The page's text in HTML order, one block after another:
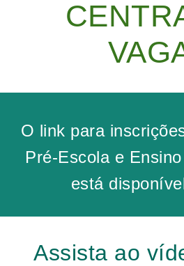
O link para
Pré-Escolae
está
Assista ao